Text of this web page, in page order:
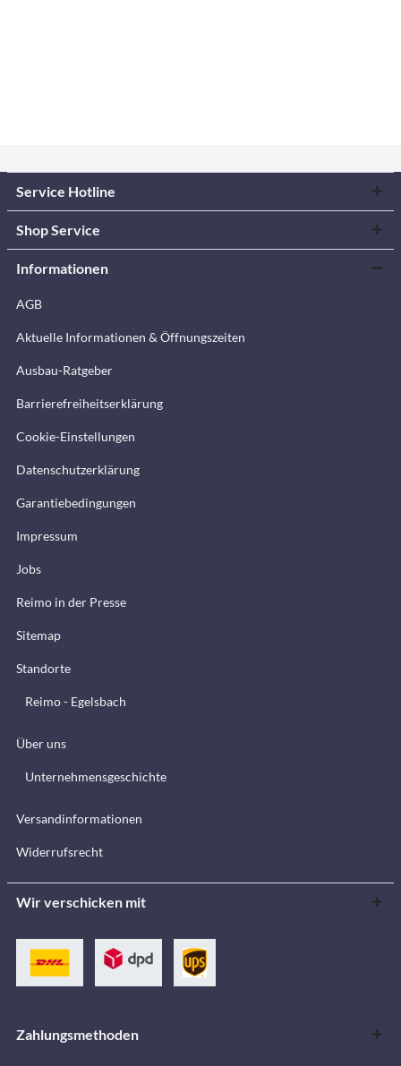
Service Hotline
Shop Service
Informationen
AGB
Aktuelle Informationen & Öffnungszeiten
Ausbau-Ratgeber
Barrierefreiheitserklärung
Cookie-Einstellungen
Datenschutzerklärung
Garantiebedingungen
Impressum
Jobs
Reimo in der Presse
Sitemap
Standorte
Reimo - Egelsbach
Über uns
Unternehmensgeschichte
Versandinformationen
Widerrufsrecht
Wir verschicken mit
Zahlungsmethoden